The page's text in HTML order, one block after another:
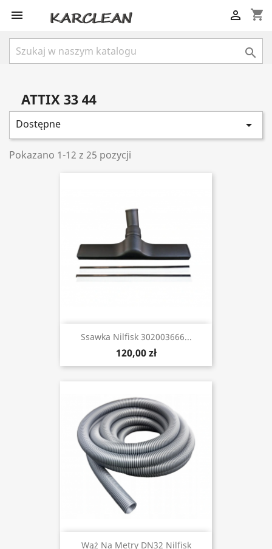
 shopping_cart


ATTIX 33 44
Dostępne 
Pokazano 1-12 z 25 pozycji
Ssawka Nilfisk 302003666...
120,00 zł
Wąż Na Metry DN32 Nilfisk